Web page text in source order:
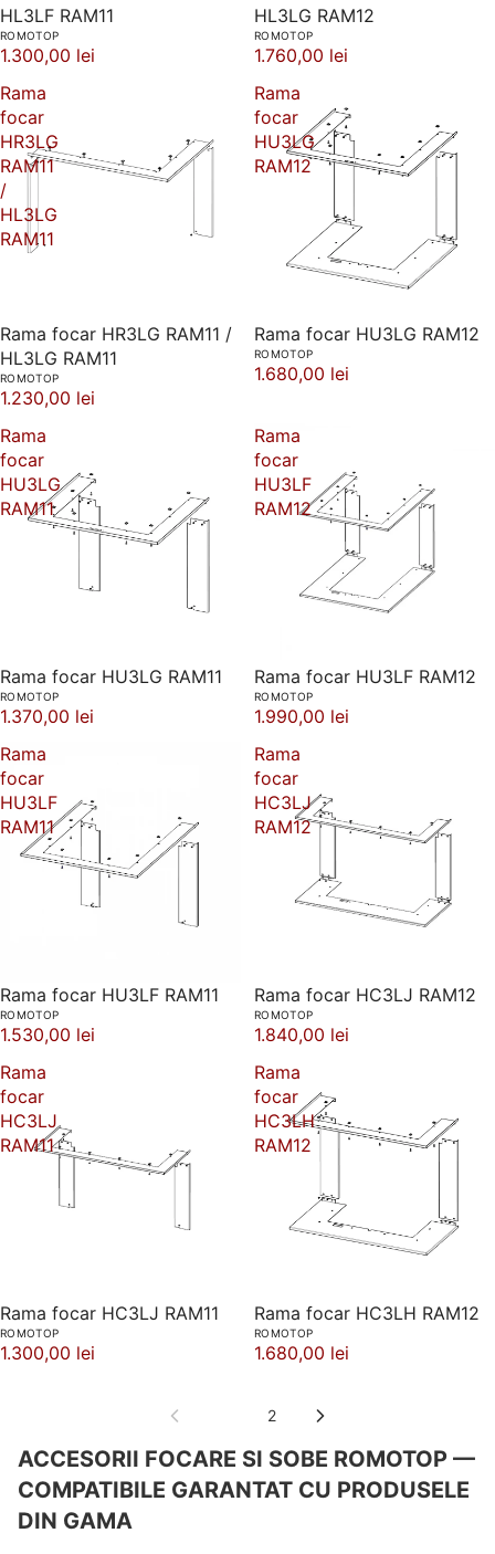
HL3LF RAM11
ROMOTOP
1.300,00 lei
HL3LG RAM12
ROMOTOP
1.760,00 lei
Rama
focar
HR3LG
RAM11
/
HL3LG
RAM11
Rama focar HR3LG RAM11 /
HL3LG RAM11
ROMOTOP
1.230,00 lei
Rama
focar
HU3LG
RAM12
Rama focar HU3LG RAM12
ROMOTOP
1.680,00 lei
Rama
focar
HU3LG
RAM11
Rama focar HU3LG RAM11
ROMOTOP
1.370,00 lei
Rama
focar
HU3LF
RAM12
Rama focar HU3LF RAM12
ROMOTOP
1.990,00 lei
Rama
focar
HU3LF
RAM11
Rama focar HU3LF RAM11
ROMOTOP
1.530,00 lei
Rama
focar
HC3LJ
RAM12
Rama focar HC3LJ RAM12
ROMOTOP
1.840,00 lei
Rama
focar
HC3LJ
RAM11
Rama focar HC3LJ RAM11
ROMOTOP
1.300,00 lei
Rama
focar
HC3LH
RAM12
Rama focar HC3LH RAM12
ROMOTOP
1.680,00 lei
2
ACCESORII FOCARE SI SOBE ROMOTOP —
COMPATIBILE GARANTAT CU PRODUSELE
DIN GAMA